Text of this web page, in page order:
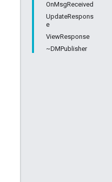
OnMsgReceived
UpdateRespons
e
ViewResponse
~DMPublisher